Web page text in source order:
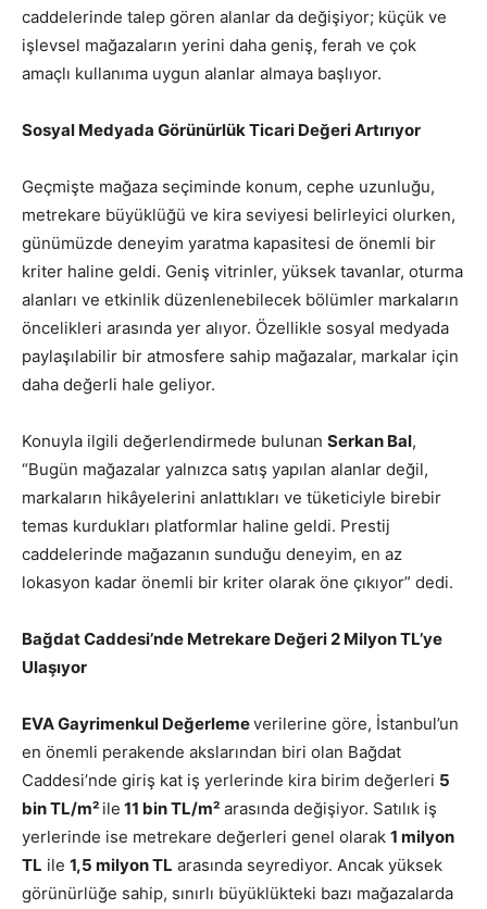
caddelerinde talep gören alanlar da değişiyor; küçük ve
işlevsel mağazaların yerini daha geniş, ferah ve çok
amaçlı kullanıma uygun alanlar almaya başlıyor.
Sosyal Medyada Görünürlük Ticari Değeri Artırıyor
Geçmişte mağaza seçiminde konum, cephe uzunluğu,
metrekare büyüklüğü ve kira seviyesi belirleyici olurken,
günümüzde deneyim yaratma kapasitesi de önemli bir
kriter haline geldi. Geniş vitrinler, yüksek tavanlar, oturma
alanları ve etkinlik düzenlenebilecek bölümler markaların
öncelikleri arasında yer alıyor. Özellikle sosyal medyada
paylaşılabilir bir atmosfere sahip mağazalar, markalar için
daha değerli hale geliyor.
Konuyla ilgili değerlendirmede bulunan Serkan Bal,
“Bugün mağazalar yalnızca satış yapılan alanlar değil,
markaların hikâyelerini anlattıkları ve tüketiciyle birebir
temas kurdukları platformlar haline geldi. Prestij
caddelerinde mağazanın sunduğu deneyim, en az
lokasyon kadar önemli bir kriter olarak öne çıkıyor” dedi.
Bağdat Caddesi’nde Metrekare Değeri 2 Milyon TL’ye
Ulaşıyor
EVA Gayrimenkul Değerlemeverilerine göre, İstanbul’un
en önemli perakende akslarından biri olan Bağdat
Caddesi’nde giriş kat iş yerlerinde kira birim değerleri 5
bin TL/m² ile 11 bin TL/m² arasında değişiyor. Satılık iş
yerlerinde ise metrekare değerleri genel olarak 1 milyon
TL ile 1,5 milyon TL arasında seyrediyor. Ancak yüksek
görünürlüğe sahip, sınırlı büyüklükteki bazı mağazalarda